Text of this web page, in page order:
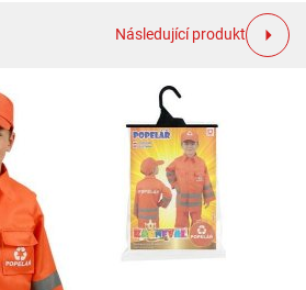
Následující produkt